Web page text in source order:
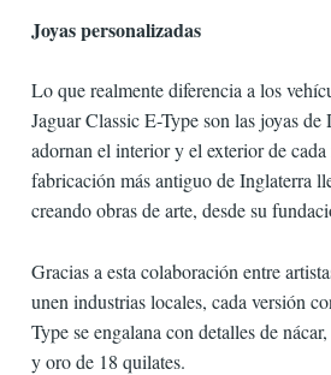
Joyas personalizadas
Lo que realmente diferencia a los
Jaguar Classic E-Type son las joyas
adornan el interior y el exterior de
fabricación más antiguo de Inglaterra
creando obras de arte, desde su
Gracias a esta colaboración entre
unen industrias locales, cada versión
Type se engalana con detalles de
y oro de 18 quilates.